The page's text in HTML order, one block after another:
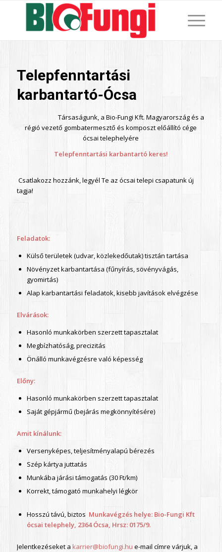
Telepfenntartási
karbantartó-Ócsa
Társaságunk, a Bio-Fungi Kft. Magyarország és a
régió vezető gombatermesztő és komposzt előállító cége
ócsai telephelyére
Telepfenntartási karbantartó keres!
Csatlakozz hozzánk, legyél Te az ócsai telepi csapatunk új
tagja!
Feladatok:
Külső területek (udvar, közlekedőutak) tisztán tartása
Növényzet karbantartása (fűnyírás, sövényvágás,
gyomirtás)
Alap karbantartási feladatok, kisebb javítások elvégzése
Elvárások:
Hasonló munkakörben szerzett tapasztalat
Megbízhatóság, precizitás
Önálló munkavégzésre való képesség
Előny:
Hasonló munkakörben szerzett tapasztalat
Saját gépjármű (bejárás megkönnyítésére)
Amit kínálunk:
Versenyképes, teljesítményalapú bérezés
Szép kártya juttatás
Munkába járási támogatás (30 Ft/km)
Korrekt, támogató munkahelyi légkör
Hosszú távú, biztos Munkavégzés helye: Bio-Fungi Kft
ócsai telephely, 2364 Ócsa, Hrsz: 0175/9.
Jelentkezéseket a karrier@biofungi.hu e-mail címre várjuk, a